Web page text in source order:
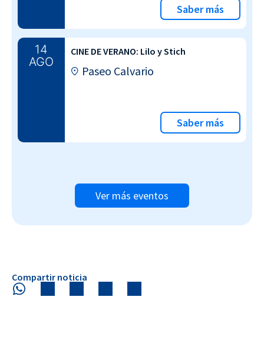
Saber más
14
AGO
CINE DE VERANO: Lilo y Stich
Paseo Calvario
Saber más
Ver más eventos
Compartir noticia